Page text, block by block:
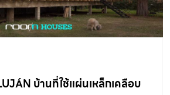
บ้านที่ใช้แผ่นเหล็กเคลือบ